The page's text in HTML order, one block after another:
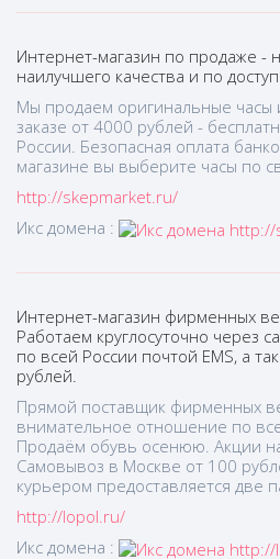
Интернет-магазин по продаже -
наилучшего качества и по
Мы продаем оригинальные часы
заказе от 4000 рублей -
России. Безопасная оплата
магазине вы выберите часы по
http://skepmarket.ru/
Икс домена :
Интернет-магазин фирменных
Работаем круглосуточно через
по всей России почтой EMS, а
рублей.
Прямой поставщик фирменных
внимательное отношение по
Продаём обувь осенюю. Акции
Самовывоз в Москве от 100
курьером предоставляется две
http://lopol.ru/
Икс домена :